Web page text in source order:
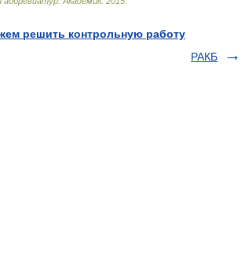
решить контрольную работу
РАКБ